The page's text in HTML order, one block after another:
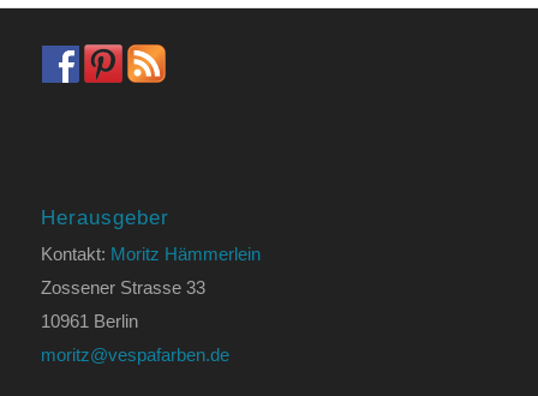
Herausgeber
Kontakt: Moritz Hämmerlein
Zossener Strasse 33
10961 Berlin
moritz@vespafarben.de